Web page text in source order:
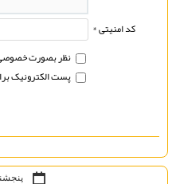
کد امنیتی *
نظر بصورت خصوصی
پست الکترونیک برای
پنجشنبه ۱۵ مرداد ۰۵